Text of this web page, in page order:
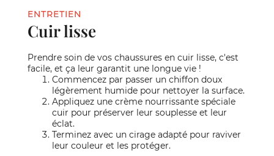
ENTRETIEN
Cuir lisse
Prendre soin de vos chaussures en cuir lisse, c'est
facile, et ça leur garantit une longue vie !
Commencez par passer un chiffon doux
légèrement humide pour nettoyer la surface.
Appliquez une crème nourrissante spéciale
cuir pour préserver leur souplesse et leur
éclat.
Terminez avec un cirage adapté pour raviver
leur couleur et les protéger.